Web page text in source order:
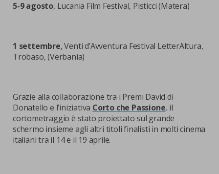
5-9 agosto, Lucania Film Festival, Pisticci (Matera)
1 settembre, Venti d’Avventura Festival LetterAltura,
Trobaso, (Verbania)
Grazie alla collaborazione tra i Premi David di
Donatello e l’iniziativa Corto che Passione, il
cortometraggio è stato proiettato sul grande
schermo insieme agli altri titoli finalisti in molti cinema
italiani tra il 14 e il 19 aprile.